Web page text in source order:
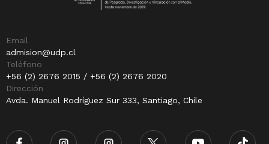
Email
admision@udp.cl
Teléfono
+56 (2) 2676 2015 / +56 (2) 2676 2020
Dirección
Avda. Manuel Rodríguez Sur 333, Santiago, Chile